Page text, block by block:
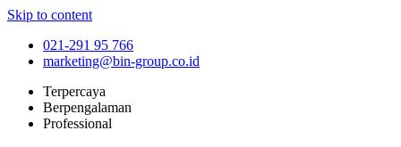
Skip to content
021-291 95 766
marketing@bin-group.co.id
Terpercaya
Berpengalaman
Professional